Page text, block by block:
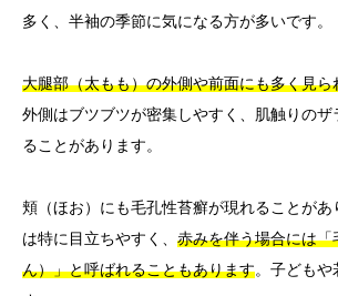
多く、半袖の季節に気になる方が多いです。
大腿部（太もも）の外側や前面にも多く見ら
外側はブツブツが密集しやすく、肌触りのザ
ることがあります。
頬（ほお）にも毛孔性苔癬が現れることがあ
は特に目立ちやすく、 赤みを伴う場合には
ん）」と呼ばれることもあります。子ども